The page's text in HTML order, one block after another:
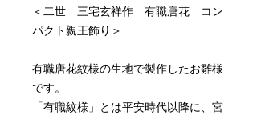
＜二世 三宅玄祥作 有職唐花 コン
パクト親王飾り＞
有職唐花紋様の生地で製作したお雛様
です。
「有職紋様」とは平安時代以降に、宮